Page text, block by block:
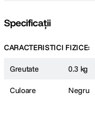
Specificații
CARACTERISTICI FIZICE:
Greutate 0.3 kg
Culoare Negru